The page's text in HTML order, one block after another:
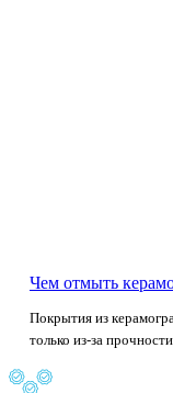
Чем отмыть
Покрытия из
только из-за